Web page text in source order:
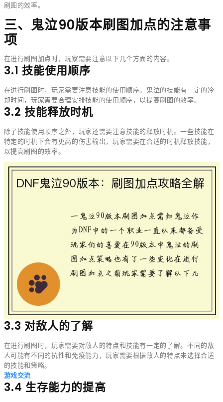
刷图的效率。
三、鬼泣90版本刷图加点的注意事
项
在进行刷图加点时，玩家需要注意以下几个方面的内容。
3.1 技能使用顺序
在进行刷图时，玩家需要注意技能的使用顺序。鬼泣的技能有一定的冷
却时间，玩家需要合理安排技能的使用顺序，以提高刷图的效率。
3.2 技能释放时机
除了技能使用顺序之外，玩家还需要注意技能的释放时机。一些技能在
特定的时机下会有更高的伤害输出，玩家需要在合适的时机释放技能，
以提高刷图的效率。
3.3 对敌人的了解
在进行刷图时，玩家需要对敌人的特点和技能有一定的了解。不同的敌
人可能有不同的抗性和免疫能力，玩家需要根据敌人的特点来选择合适
的技能和策略。
游戏交流
3.4 生存能力的提高